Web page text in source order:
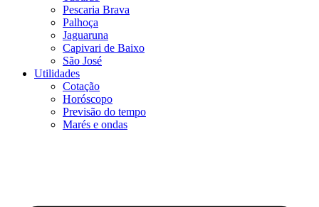
Pescaria Brava
Palhoça
Jaguaruna
Capivari de Baixo
São José
Utilidades
Cotação
Horóscopo
Previsão do tempo
Marés e ondas